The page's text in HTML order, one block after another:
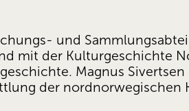
und
mit der Kulturgeschichte
Magnus
der nordnorwegischen